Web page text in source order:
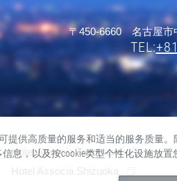
〒450-6660 名古屋市
TEL:
Hotel Associa Toyohashi
提供高质量的服务和适当的服务质量。
息，以及按cookie类型个性化设施放置